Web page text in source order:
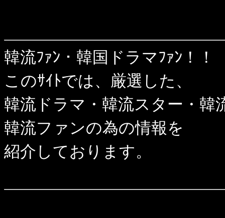
韓流ﾌｧﾝ・韓国ドラマﾌｧﾝ！！
このｻｲﾄでは、厳選した、
韓流ドラマ・韓流スター・韓
韓流ファンの為の情報を
紹介しております。